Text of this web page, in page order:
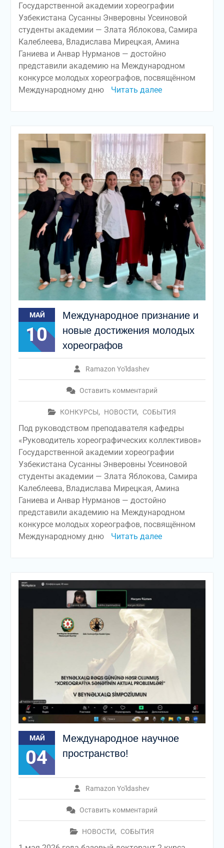
Государственной академии хореографии
Узбекистана Сусанны Энверовны Усеиновой
студенты академии — Злата Яблокова, Самира
Калеблеева, Владислава Мирецкая, Амина
Ганиева и Анвар Нурманов — достойно
представили академию на Международном
конкурсе молодых хореографов, посвящённом
Международному дню
Читать далее
МАЙ
10
Международное признание и
новые достижения молодых
хореографов
Ramazon Yo'ldashev
Оставить комментарий
КОНКУРСЫ, НОВОСТИ, СОБЫТИЯ
Под руководством преподавателя кафедры
«Руководитель хореографических коллективов»
Государственной академии хореографии
Узбекистана Сусанны Энверовны Усеиновой
студенты академии — Злата Яблокова, Самира
Калеблеева, Владислава Мирецкая, Амина
Ганиева и Анвар Нурманов — достойно
представили академию на Международном
конкурсе молодых хореографов, посвящённом
Международному дню
Читать далее
МАЙ
04
Международное научное
пространство!
Ramazon Yo'ldashev
Оставить комментарий
НОВОСТИ, СОБЫТИЯ